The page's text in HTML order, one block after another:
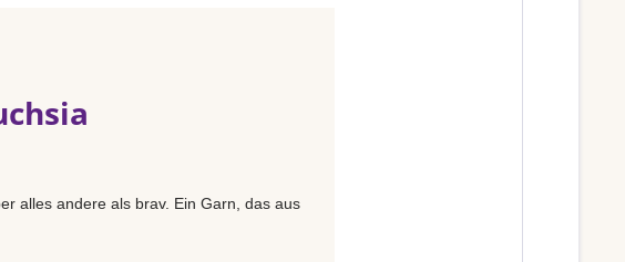
alles andere als brav. Ein Garn, das aus